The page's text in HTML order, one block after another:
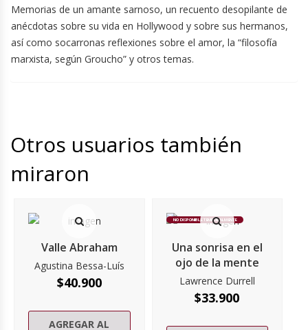
Memorias de un amante sarnoso, un recuento desopilante de
anécdotas sobre su vida en Hollywood y sobre sus hermanos,
así como socarronas reflexiones sobre el amor, la “filosofía
marxista, según Groucho” y otros temas.
Otros usuarios también
miraron
Valle Abraham
Agustina Bessa-Luís
$40.900
AGREGAR AL
NO DISPONIBLE TEMPORALMENTE
Una sonrisa en el
ojo de la mente
Lawrence Durrell
$33.900